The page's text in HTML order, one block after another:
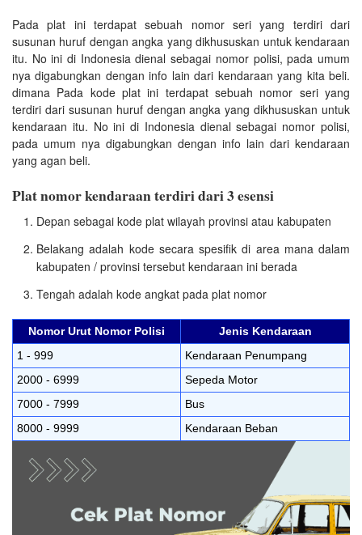
Pada plat ini terdapat sebuah nomor seri yang terdiri dari
susunan huruf dengan angka yang dikhususkan untuk kendaraan
itu. No ini di Indonesia dienal sebagai nomor polisi, pada umum
nya digabungkan dengan info lain dari kendaraan yang kita beli.
dimana Pada kode plat ini terdapat sebuah nomor seri yang
terdiri dari susunan huruf dengan angka yang dikhususkan untuk
kendaraan itu. No ini di Indonesia dienal sebagai nomor polisi,
pada umum nya digabungkan dengan info lain dari kendaraan
yang agan beli.
Plat nomor kendaraan terdiri dari 3 esensi
Depan sebagai kode plat wilayah provinsi atau kabupaten
Belakang adalah kode secara spesifik di area mana dalam
kabupaten / provinsi tersebut kendaraan ini berada
Tengah adalah kode angkat pada plat nomor
Nomor Urut Nomor Polisi
Jenis Kendaraan
1 - 999
Kendaraan Penumpang
2000 - 6999
Sepeda Motor
7000 - 7999
Bus
8000 - 9999
Kendaraan Beban